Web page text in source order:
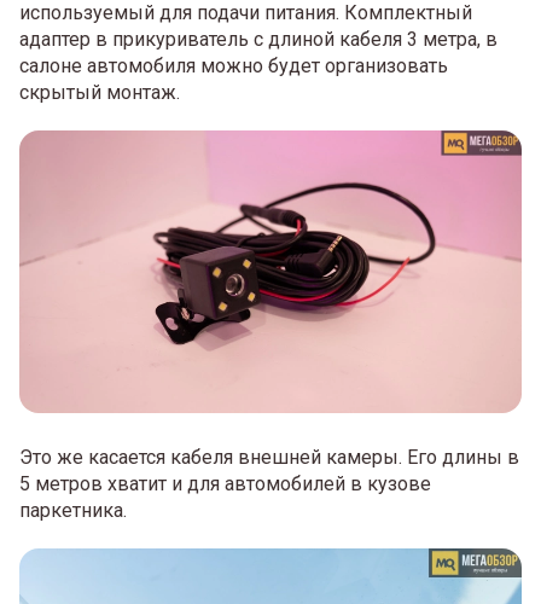
используемый для подачи питания. Комплектный
адаптер в прикуриватель с длиной кабеля 3 метра, в
салоне автомобиля можно будет организовать
скрытый монтаж.
Это же касается кабеля внешней камеры. Его длины в
5 метров хватит и для автомобилей в кузове
паркетника.